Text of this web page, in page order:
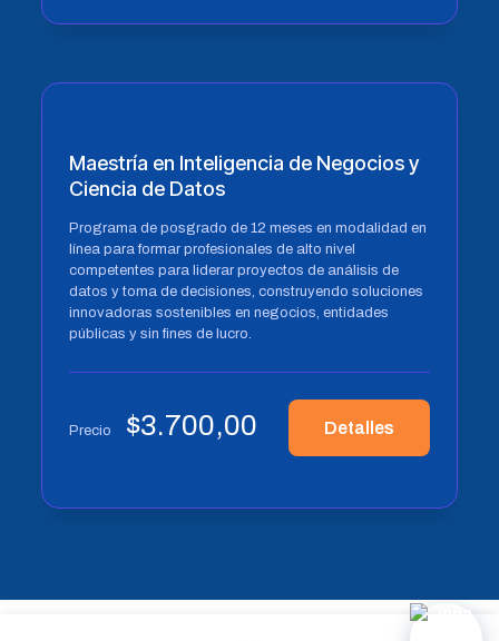
Maestría en Inteligencia de Negocios y
Ciencia de Datos
Programa de posgrado de 12 meses en modalidad en
línea para formar profesionales de alto nivel
competentes para liderar proyectos de análisis de
datos y toma de decisiones, construyendo soluciones
innovadoras sostenibles en negocios, entidades
públicas y sin fines de lucro.
Precio $3.700,00 Detalles